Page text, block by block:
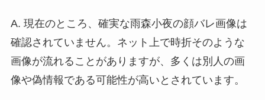
A. 現在のところ、確実な雨森小夜の顔バレ画像は
確認されていません。ネット上で時折そのような
画像が流れることがありますが、多くは別人の画
像や偽情報である可能性が高いとされています。